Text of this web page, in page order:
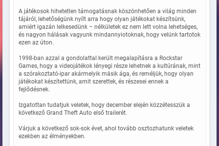
A játékosok hihetetlen támogatásnak köszönhetően a világ minden
tájáról, lehetőségünk nyílt arra hogy olyan játékokat készítsünk,
amiért igazán lelkesedünk – nélkületek ez nem lett volna lehetséges,
és nagyon hálásak vagyunk mindannyiotoknak, hogy velünk tartotok
ezen az úton.
1998-ban azzal a gondolattal került megalapításra a Rockstar
Games, hogy a videojátékok lényegi része lehetnek a kultúrának, mint
a szórakoztató-ipar akármelyik másik ága, és reméljük, hogy olyan
játékokat készítettünk, amit szerettek, és részesei ennek a
fejlődésnek.
Izgatottan tudatjuk veletek, hogy december elején közzétesszük a
következő Grand Theft Auto első trailerét.
Várjuk a következő sok-sok évet, ahol tovább osztozhatunk veletek
ezekben az élményekben.